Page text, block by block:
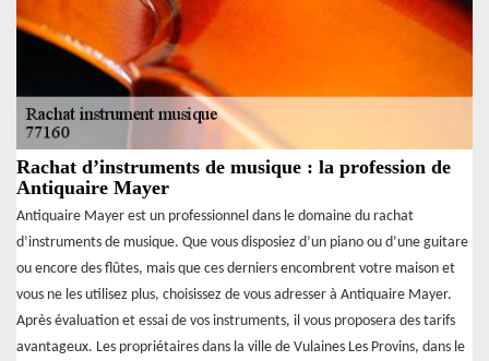
Rachat d’instruments de musique : la profession de
Antiquaire Mayer
Antiquaire Mayer est un professionnel dans le domaine du rachat
d’instruments de musique. Que vous disposiez d’un piano ou d’une guitare
ou encore des flûtes, mais que ces derniers encombrent votre maison et
vous ne les utilisez plus, choisissez de vous adresser à Antiquaire Mayer.
Après évaluation et essai de vos instruments, il vous proposera des tarifs
avantageux. Les propriétaires dans la ville de Vulaines Les Provins, dans le